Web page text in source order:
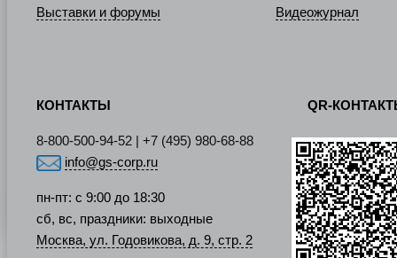
Выставки и форумы
Видеожурнал
КОНТАКТЫ
8-800-500-94-52 | +7 (495) 980-68-88
info@gs-corp.ru
пн-пт: с 9:00 до 18:30
сб, вс, праздники: выходные
Москва, ул. Годовикова, д. 9, стр. 2
QR-